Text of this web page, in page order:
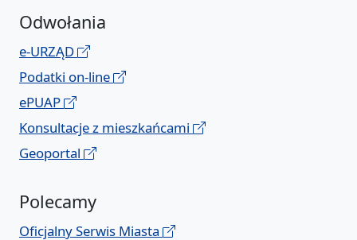
Odwołania
e-URZĄD
Podatki on-line
ePUAP
Konsultacje z mieszkańcami
Geoportal
Polecamy
Oficjalny Serwis Miasta